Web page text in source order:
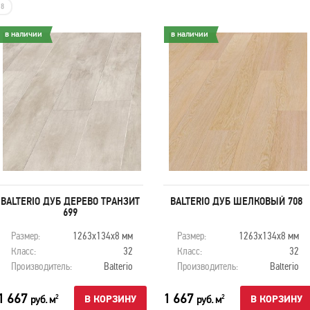
8
в наличии
BALTERIO ДУБ ДЕРЕВО ТРАНЗИТ
699
Размер:
1263х134х8 мм
Класс:
32
Производитель:
Balterio
667 руб. м2 В КОРЗИНУ
в наличии
BALTERIO ДУБ ШЕЛКОВЫЙ 708
Размер:
1263х134х8 мм
Класс:
32
Производитель:
Balterio
1 667 руб. м2 В КОРЗИНУ